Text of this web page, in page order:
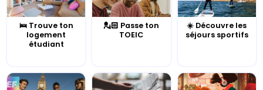
🛌 Trouve ton
logement
étudiant
💂🏻 Passe ton
TOEIC
☀️ Découvre les
séjours sportifs